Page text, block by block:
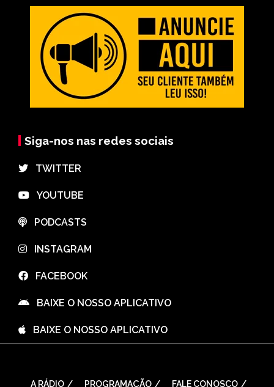
Siga-nos nas redes sociais
⠀TWITTER
⠀YOUTUBE
⠀PODCASTS
⠀INSTAGRAM
⠀FACEBOOK
⠀BAIXE O NOSSO APLICATIVO
⠀BAIXE O NOSSO APLICATIVO
A RÁDIO PROGRAMAÇÃO FALE CONOSCO